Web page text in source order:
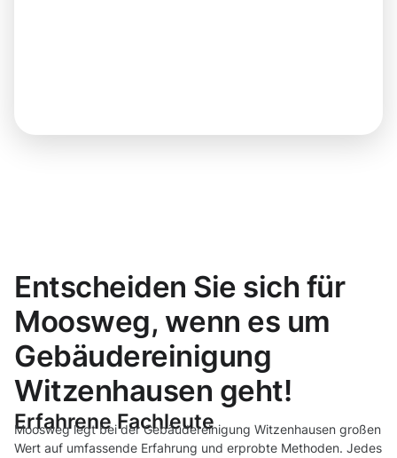
Entscheiden Sie sich für
Moosweg, wenn es um
Gebäudereinigung
Witzenhausen geht!
Erfahrene Fachleute
Moosweg legt bei der Gebäudereinigung Witzenhausen großen
Wert auf umfassende Erfahrung und erprobte Methoden. Jedes